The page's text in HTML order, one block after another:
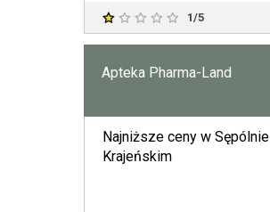
1/5
Apteka Pharma-Land
Najniższe ceny w Sępólnie
Krajeńskim